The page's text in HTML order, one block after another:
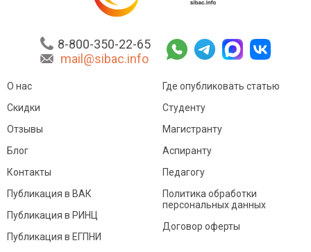
8-800-350-22-65
mail@sibac.info
О нас
Скидки
Отзывы
Блог
Контакты
Где опубликовать статью
Студенту
Магистранту
Аспиранту
Педагогу
Публикация в ВАК
Публикация в РИНЦ
Публикация в ЕГПНИ
Политика обработки
персональных данных
Договор оферты